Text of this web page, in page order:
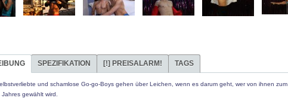
SPEZIFIKATION [!] PREISALARM! TAGS
und schamlose Go-go-Boys gehen über Leichen, wenn es darum geht, wer von ihnen zum
gewählt wird.